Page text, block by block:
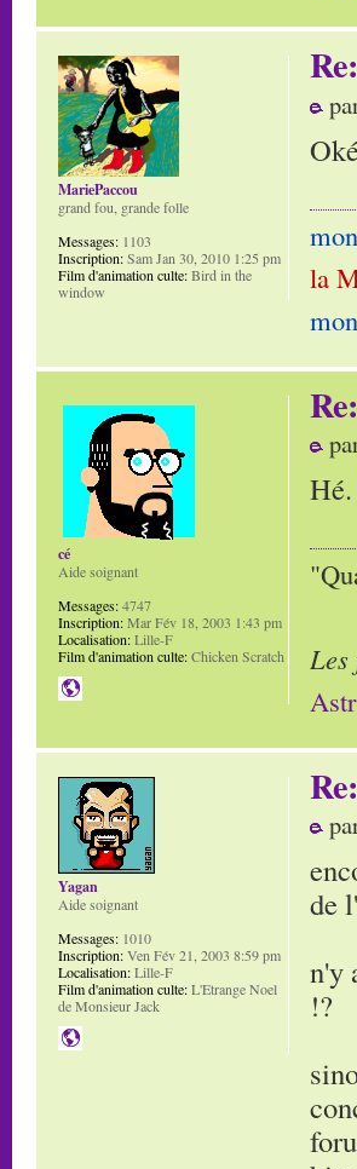
la
MariePaccou
grand fou, grande folle
Messages: 1103
Inscription:Sam Jan 30, 2010 1:25 pm
Film d'animation culte:Bird in the
window
cé
Aide soignant
Messages:4747
Inscription:Mar Fév 18, 2003 1:43 pm
Localisation:Lille-F
Film d'animation culte:Chicken Scratch
de
n'y
!?
Yagan
Aide soignant
Messages: 1010
Inscription:Ven Fév 21, 2003 8:59 pm
Localisation:Lille-F
Film d'animation culte:L'Etrange Noel
de Monsieur Jack